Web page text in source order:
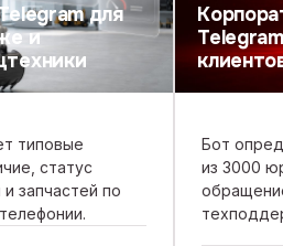
для
и
типовые
статус
запчастей по
Бот
из 3000